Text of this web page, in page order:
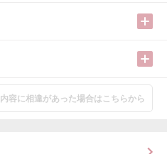
内容に相違があった場合はこちらから